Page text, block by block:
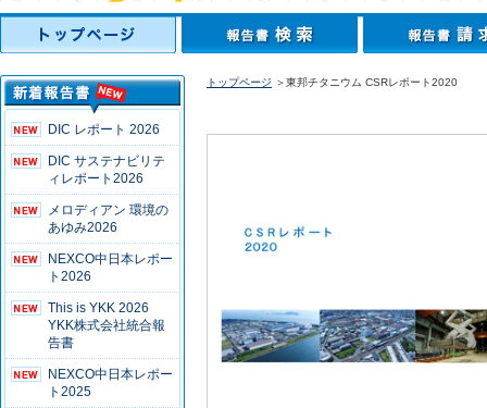
DIC レポート 2026
DIC サステナビリテ
ィレポート2026
メロディアン 環境の
あゆみ2026
NEXCO中日本レポー
ト2026
This is YKK 2026
YKK株式会社統合報
告書
NEXCO中日本レポー
ト2025
トップページ ＞東邦チタニウム CSRレポート2020